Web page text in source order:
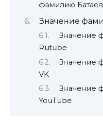
фамилию
Значение
Значение
Rutube
Значение
VK
Значение
YouTube